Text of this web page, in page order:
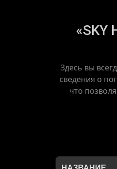
«SKY
Здесь вы
сведения о
что